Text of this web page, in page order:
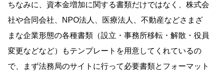
ちなみに、資本金増加に関する書類だけではなく、株式会
社や合同会社、NPO法人、医療法人、不動産などさまざ
まな企業形態の各種書類（設立・事務所移転・解散・役員
変更などなど）もテンプレートを用意してくれているの
で、まず法務局のサイトに行って必要書類とフォーマット